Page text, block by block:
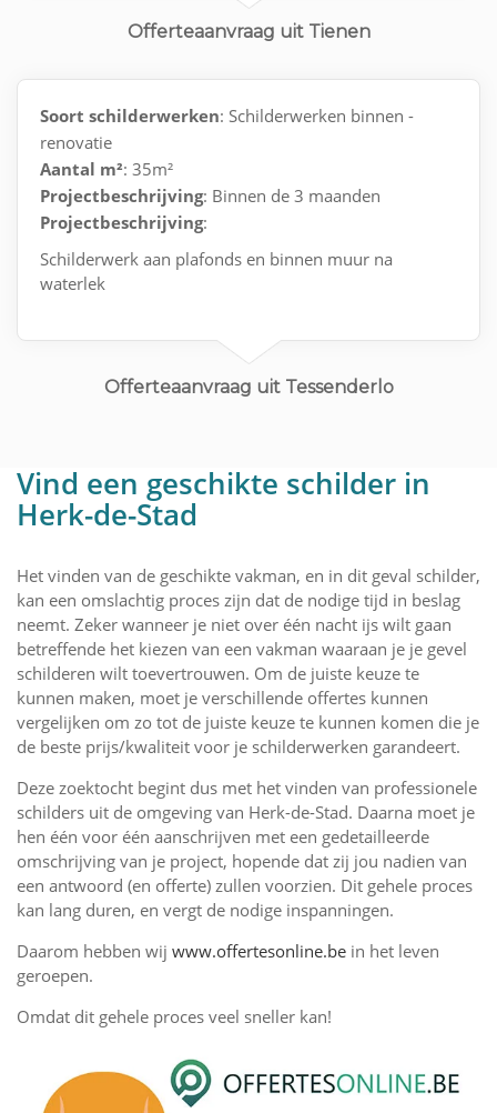
Offerteaanvraag uit Tienen
Soort schilderwerken: Schilderwerken binnen -
renovatie
Aantal m²: 35m²
Projectbeschrijving: Binnen de 3 maanden
Projectbeschrijving:
Schilderwerk aan plafonds en binnen muur na
waterlek
Offerteaanvraag uit Tessenderlo
Vind een geschikte schilder in
Herk-de-Stad
Het vinden van de geschikte vakman, en in dit geval schilder,
kan een omslachtig proces zijn dat de nodige tijd in beslag
neemt. Zeker wanneer je niet over één nacht ijs wilt gaan
betreffende het kiezen van een vakman waaraan je je gevel
schilderen wilt toevertrouwen. Om de juiste keuze te
kunnen maken, moet je verschillende offertes kunnen
vergelijken om zo tot de juiste keuze te kunnen komen die je
de beste prijs/kwaliteit voor je schilderwerken garandeert.
Deze zoektocht begint dus met het vinden van professionele
schilders uit de omgeving van Herk-de-Stad. Daarna moet je
hen één voor één aanschrijven met een gedetailleerde
omschrijving van je project, hopende dat zij jou nadien van
een antwoord (en offerte) zullen voorzien. Dit gehele proces
kan lang duren, en vergt de nodige inspanningen.
Daarom hebben wij www.offertesonline.be in het leven
geroepen.
Omdat dit gehele proces veel sneller kan!